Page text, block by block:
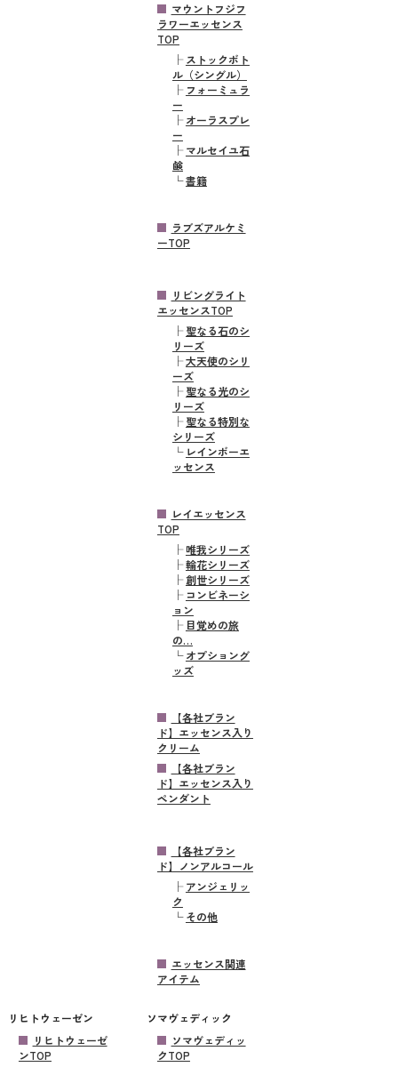
マウントフジフ
ラワーエッセンス
TOP
├ ストックボト
ル（シングル）
├ フォーミュラ
ー
├ オーラスプレ
ー
├ マルセイユ石
鹸
└書籍
ラブズアルケミ
ーTOP
リビングライト
エッセンスTOP
├ 聖なる石のシ
リーズ
├大天使のシリ
ーズ
├ 聖なる光のシ
リーズ
├ 聖なる特別な
シリーズ
└ レインボーエ
ッセンス
レイエッセンス
TOP
├唯我シリーズ
├輪花シリーズ
├創世シリーズ
├ コンビネーシ
ョン
├ 目覚めの旅
の…
└オプショング
ッズ
【各社ブラン
ド】エッセンス入り
クリーム
【各社ブラン
ド】エッセンス入り
ペンダント
【各社ブラン
ド】ノンアルコール
├ アンジェリッ
ク
└その他
エッセンス関連
アイテム
リヒトウェーゼン
リヒトウェーゼ
ンTOP
ソマヴェディック
ソマヴェディッ
クTOP